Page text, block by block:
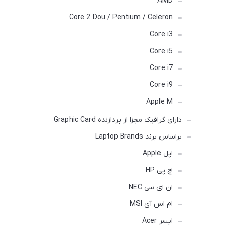
Core 2 Dou / Pentium / Celeron
Core i3
Core i5
Core i7
Core i9
Apple M
دارای گرافیک مجزا از پردازنده Graphic Card
براساس برند Laptop Brands
اپل Apple
اچ پی HP
ان ای سی NEC
ام اس آی MSI
ایسر Acer